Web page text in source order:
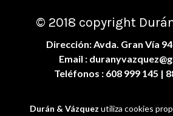
© 2018 copyright
Dirección: Avda. Gran Vía
Email :
Teléfonos : 608 999 145 |
Durán & Vázquez utiliza cookies